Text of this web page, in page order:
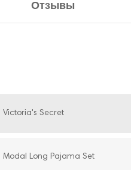
Отзывы
Victoria's Secret
Modal Long Pajama Set